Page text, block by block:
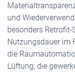
und
besonders
Nutzungsdauer im
die
Lüftung, die